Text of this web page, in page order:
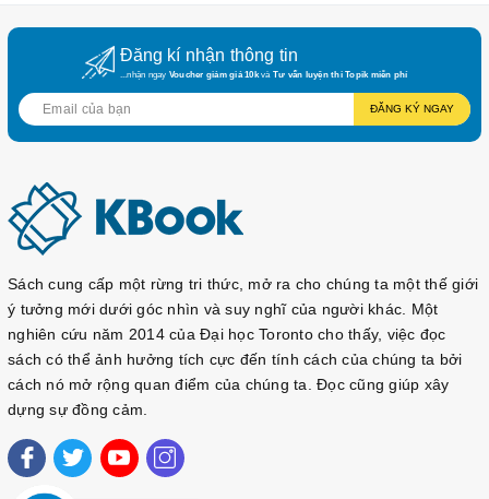
Đăng kí nhận thông tin
...nhận ngay Voucher giảm giá 10kvà Tư vấn luyện thi Topik miễn phí
ĐĂNG KÝ NGAY
Sách cung cấp một rừng tri thức, mở ra cho chúng ta một thế giới
ý tưởng mới dưới góc nhìn và suy nghĩ của người khác. Một
nghiên cứu năm 2014 của Đại học Toronto cho thấy, việc đọc
sách có thể ảnh hưởng tích cực đến tính cách của chúng ta bởi
cách nó mở rộng quan điểm của chúng ta. Đọc cũng giúp xây
dựng sự đồng cảm.